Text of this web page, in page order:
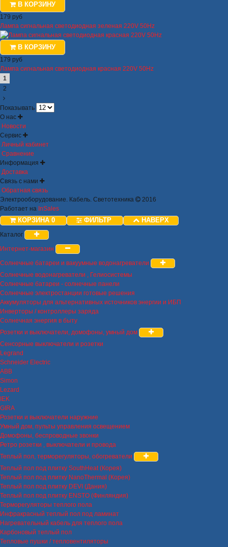
В КОРЗИНУ
179 руб
Лампа сигнальная светодиодная зеленая 220V 50Hz
В КОРЗИНУ
179 руб
Лампа сигнальная светодиодная красная 220V 50Hz
1
2
Показывать
О нас
Новости
Сервис
Личный кабинет
Сравнение
Информация
Доставка
Связь с нами
Обратная связь
Электрооборудование. Кабель. Светотехника
2016
Работает на InSales
КОРЗИНА 0 ФИЛЬТР НАВЕРХ
Каталог
Интернет-магазин
Солнечные батареи и вакуумные водонагреватели
Солнечные водонагреватели , Гелиосистемы
Солнечные батареи - солнечные панели
Солнечные электростанции готовые решения
Аккумуляторы для альтернативных источников энергии и ИБП
Инверторы / контроллеры заряда
Солнечная энергия в быту
Розетки и выключатели, домофоны, умный дом
Сенсорные выключатели и розетки
Legrand
Schneider Electric
ABB
Simon
Lezard
IEK
GIRA
Розетки и выключатели наружние
Умный дом, пульты управления освещением
Домофоны, беспроводные звонки
Ретро розетки , выключатели и провода
Теплый пол, терморегуляторы, обогреватели
Теплый пол под плитку SouthHeat (Корея)
Теплый пол под плитку NanoThermal (Корея)
Теплый пол под плитку DEVI (Дания)
Теплый пол под плитку ENSTO (Финляндия)
Терморегуляторы теплого пола
Инфракрасный теплый пол под ламинат
Нагревательный кабель для теплого пола
Карбоновый теплый пол
Тепловые пушки / тепловентиляторы